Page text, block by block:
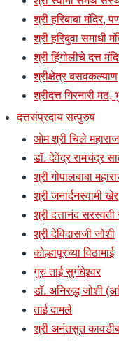
श्री हरिबाबा मंदिर,
श्री हरिबुवा समाधी
श्री हिंगोलीचे दत्त
श्रीक्षेत्र बसवकल्याण
श्रीदत्त गिरनारी
दत्तसंप्रदाय सत्पुरुष
ओम श्री चिले महाराज
डॉ. देवेंद्र रामचंद्र
श्री गोपालबाबा
श्री जनार्दनस्वामी
श्री दत्तानंद सरस्वती
श्री देविदासजी जोशी
कोल्हापूरच्या विठामाई
गुरु ताई सुगंधेश्र्वर
डॉ. अनिरुद्ध जोशी
ताई दामले
श्री अनंतसुत